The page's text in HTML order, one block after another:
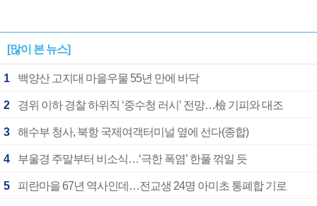
[많이 본 뉴스]
1 백양산 고지대 마을우물 55년 만에 바닥
2 경위 이하 경찰 하위직 ‘중수청 러시’ 전망…檢 기피와 대조
3 해수부 청사, 북항 국제여객터미널 옆에 선다(종합)
4 부울경 주말부터 비소식…‘극한 폭염’ 한풀 꺾일 듯
5 피란마을 67년 역사인데…전교생 24명 아미초 통폐합 기로